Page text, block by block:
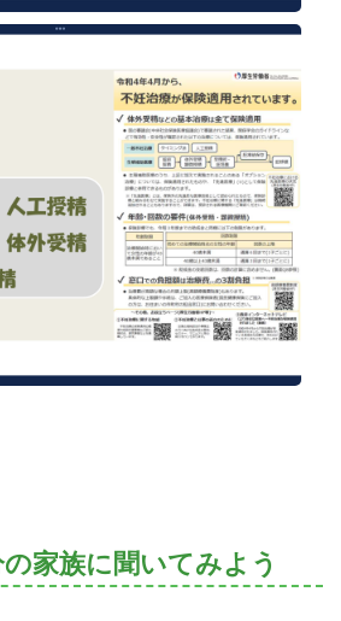
の家族に聞いてみよう